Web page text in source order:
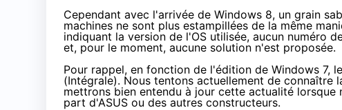
Cependant avec l'arrivée de Windows 8, un grain
machines ne sont plus estampillées de la même
indiquant la version de l'OS utilisée, aucun numéro
et, pour le moment, aucune solution n'est proposée.
Pour rappel, en fonction de l'édition de Windows 7,
(Intégrale). Nous tentons actuellement de
mettrons bien entendu à jour cette actualité
part d'ASUS ou des autres constructeurs.